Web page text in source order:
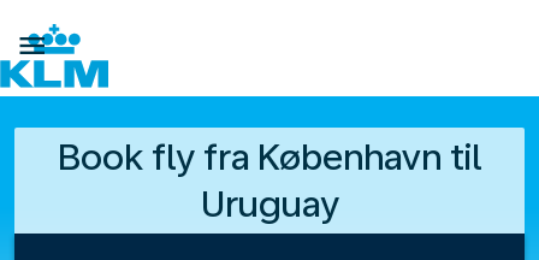

Book fly fra København til
Uruguay